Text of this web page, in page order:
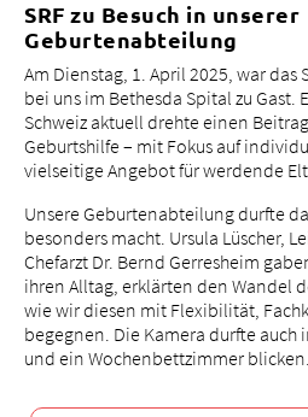
SRF zu Besuch in unserer
Geburtenabteilung
Am Dienstag, 1. April 2025, war das
bei uns im Bethesda Spital zu Gast.
Schweiz aktuell drehte einen
Geburtshilfe – mit Fokus auf
vielseitige Angebot für werdende
Unsere Geburtenabteilung durfte
besonders macht. Ursula Lüscher,
Chefarzt Dr. Bernd Gerresheim
ihren Alltag, erklärten den Wandel
wie wir diesen mit Flexibilität,
begegnen. Die Kamera durfte auch
und ein Wochenbettzimmer blicken.